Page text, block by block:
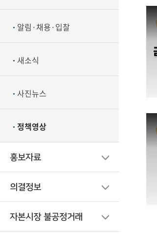
알림·채용·입찰
새소식
사진뉴스
정책영상
홍보자료
의결정보
자본시장 불공정거래